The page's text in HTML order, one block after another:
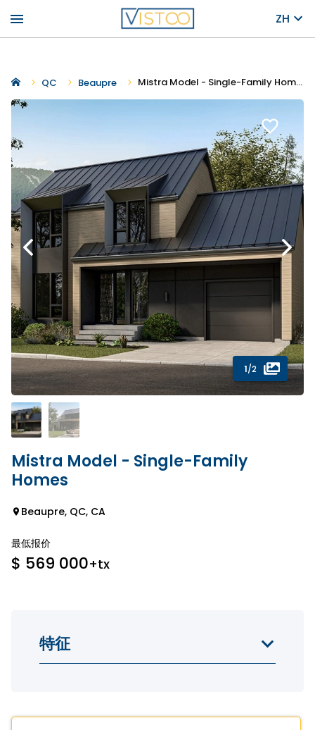
menu ZH
QC Beaupre Mistra Model - Single-Family Homes
favorite_border
1/2
Mistra Model - Single-Family
Homes
Beaupre, QC, CA
最低报价
$ 569 000+tx
特征